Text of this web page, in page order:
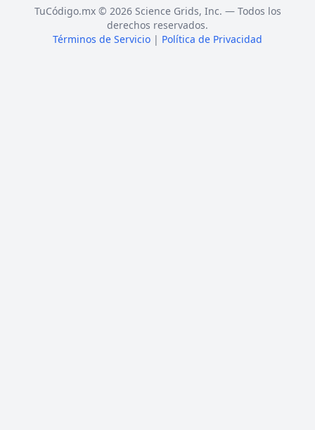
TuCódigo.mx © 2026 Science Grids, Inc. — Todos los
derechos reservados.
Términos de Servicio | Política de Privacidad